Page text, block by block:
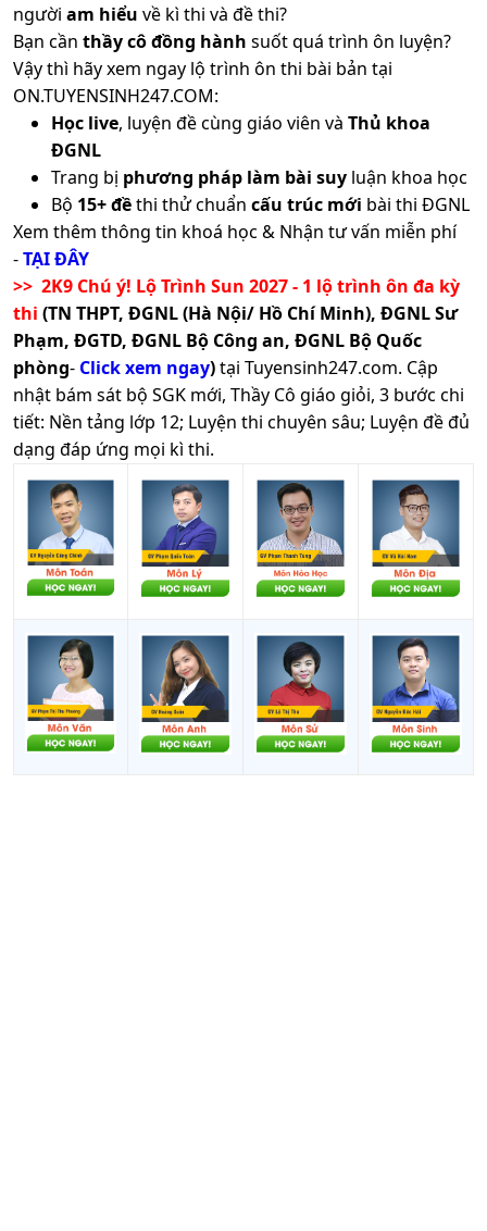
người am hiểu về kì thi và đề thi?
Bạn cần thầy cô đồng hành suốt quá trình ôn luyện?
Vậy thì hãy xem ngay lộ trình ôn thi bài bản tại
ON.TUYENSINH247.COM:
Học live, luyện đề cùng giáo viên và Thủ khoa
ĐGNL
Trang bị phương pháp làm bài suy luận khoa học
Bộ 15+ đềthi thử chuẩn cấu trúc mới bài thi ĐGNL
Xem thêm thông tin khoá học & Nhận tư vấn miễn phí
-TẠI ĐÂY
>> 2K9 Chú ý! Lộ Trình Sun 2027 - 1 lộ trình ôn đa kỳ
thi (TN THPT, ĐGNL (Hà Nội/ Hồ Chí Minh), ĐGNL Sư
Phạm, ĐGTD, ĐGNL Bộ Công an, ĐGNL Bộ Quốc
phòng- Click xem ngay)tại Tuyensinh247.com. Cập
nhật bám sát bộ SGK mới, Thầy Cô giáo giỏi, 3 bước chi
tiết: Nền tảng lớp 12; Luyện thi chuyên sâu; Luyện đề đủ
dạng đáp ứng mọi kì thi.